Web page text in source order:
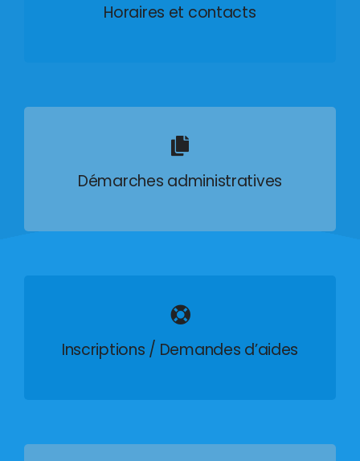
Horaires et contacts
Démarches administratives
Inscriptions / Demandes d’aides